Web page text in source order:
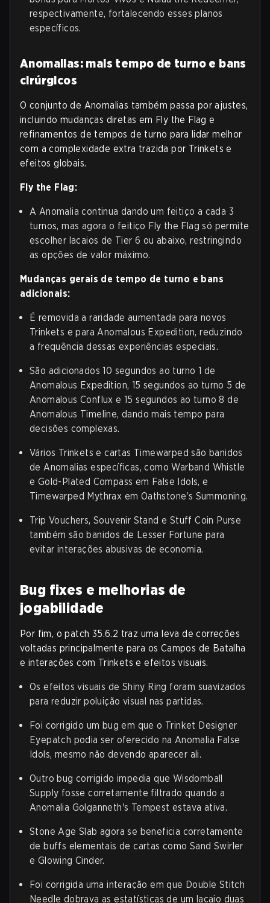
respectivamente, fortalecendo esses planos
específicos.
Anomalias: mais tempo de turno e bans
cirúrgicos
O conjunto de Anomalias também passa por ajustes,
incluindo mudanças diretas em Fly the Flag e
refinamentos de tempos de turno para lidar melhor
com a complexidade extra trazida por Trinkets e
efeitos globais.
Fly the Flag:
A Anomalia continua dando um feitiço a cada 3
turnos, mas agora o feitiço Fly the Flag só permite
escolher lacaios de Tier 6 ou abaixo, restringindo
as opções de valor máximo.
Mudanças gerais de tempo de turno e bans
adicionais:
É removida a raridade aumentada para novos
Trinkets e para Anomalous Expedition, reduzindo
a frequência dessas experiências especiais.
São adicionados 10 segundos ao turno 1 de
Anomalous Expedition, 15 segundos ao turno 5 de
Anomalous Conflux e 15 segundos ao turno 8 de
Anomalous Timeline, dando mais tempo para
decisões complexas.
Vários Trinkets e cartas Timewarped são banidos
de Anomalias específicas, como Warband Whistle
e Gold-Plated Compass em False Idols, e
Timewarped Mythrax em Oathstone's Summoning.
Trip Vouchers, Souvenir Stand e Stuff Coin Purse
também são banidos de Lesser Fortune para
evitar interações abusivas de economia.
Bug fixes e melhorias de
jogabilidade
Por fim, o patch 35.6.2 traz uma leva de correções
voltadas principalmente para os Campos de Batalha
e interações com Trinkets e efeitos visuais.
Os efeitos visuais de Shiny Ring foram suavizados
para reduzir poluição visual nas partidas.
Foi corrigido um bug em que o Trinket Designer
Eyepatch podia ser oferecido na Anomalia False
Idols, mesmo não devendo aparecer ali.
Outro bug corrigido impedia que Wisdomball
Supply fosse corretamente filtrado quando a
Anomalia Golganneth's Tempest estava ativa.
Stone Age Slab agora se beneficia corretamente
de buffs elementais de cartas como Sand Swirler
e Glowing Cinder.
Foi corrigida uma interação em que Double Stitch
Needle dobrava as estatísticas de um lacaio duas